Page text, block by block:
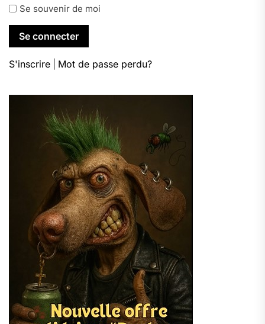
Se souvenir de moi
S'inscrire Mot de passe perdu?